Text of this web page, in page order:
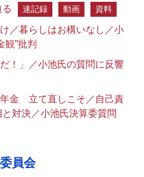
速記録 動画 資料
／暮らしはお構いなし／小
”批判
！」／小池氏の質問に反響
金 立て直しこそ／自己責
対決／小池氏決算委質問
員会